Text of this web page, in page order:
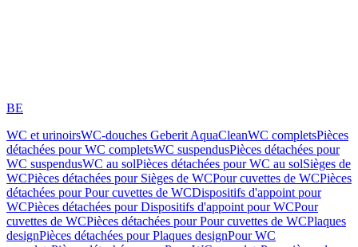
BE
WC et urinoirsWC-douches Geberit AquaCleanWC completsPièces
détachées pour WC completsWC suspendusPièces détachées pour
WC suspendusWC au solPièces détachées pour WC au solSièges de
WCPièces détachées pour Sièges de WCPour cuvettes de WCPièces
détachées pour Pour cuvettes de WCDispositifs d'appoint pour
WCPièces détachées pour Dispositifs d'appoint pour WCPour
cuvettes de WCPièces détachées pour Pour cuvettes de WCPlaques
designPièces détachées pour Plaques designPour WC